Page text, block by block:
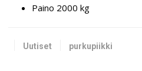
Paino 2000 kg
Uutiset purkupiikki